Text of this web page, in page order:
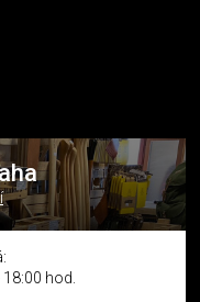
hod.